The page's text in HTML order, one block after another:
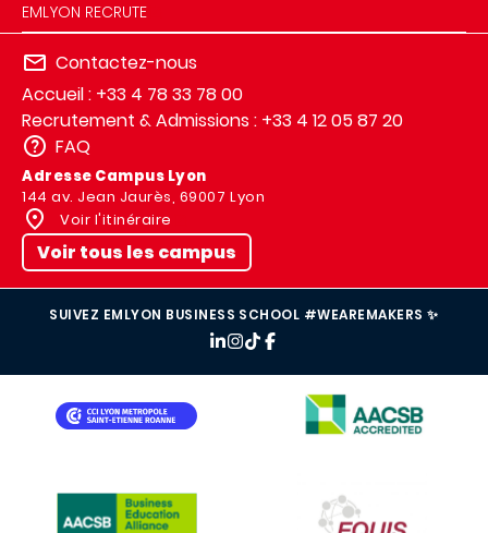
EMLYON RECRUTE
Contactez-nous
Accueil : +33 4 78 33 78 00
Recrutement & Admissions : +33 4 12 05 87 20
FAQ
Adresse Campus Lyon
144 av. Jean Jaurès, 69007 Lyon
Voir l'itinéraire
Voir tous les campus
SUIVEZ EMLYON BUSINESS SCHOOL #WEAREMAKERS ✨
IMAGE